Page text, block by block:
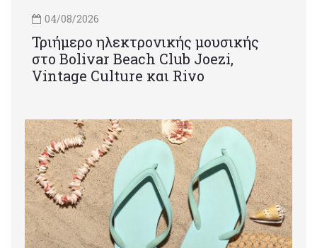
04/08/2026
Τριήμερο ηλεκτρονικής μουσικής
στο Bolivar Beach Club Joezi,
Vintage Culture και Rivo